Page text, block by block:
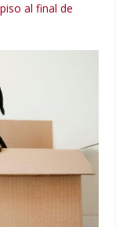
al final de